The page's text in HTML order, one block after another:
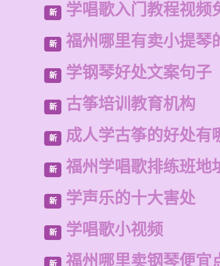
新 学唱歌入门教程视频
新 福州哪里有卖小提琴
新 学钢琴好处文案句子
新 古筝培训教育机构
新 成人学古筝的好处有
新 福州学唱歌排练班地
新 学声乐的十大害处
新 学唱歌小视频
新 福州哪里卖钢琴便宜